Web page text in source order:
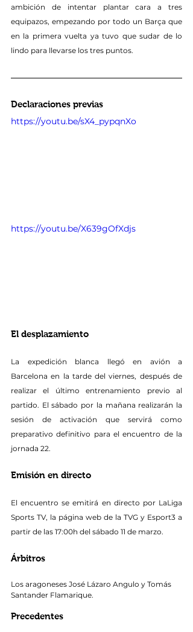
ambición de intentar plantar cara a tres
equipazos, empezando por todo un Barça que
en la primera vuelta ya tuvo que sudar de lo
lindo para llevarse los tres puntos.
Declaraciones previas
https://youtu.be/sX4_pypqnXo
https://youtu.be/X639gOfXdjs
El desplazamiento
La expedición blanca llegó en avión a
Barcelona en la tarde del viernes, después de
realizar el último entrenamiento previo al
partido. El sábado por la mañana realizarán la
sesión de activación que servirá como
preparativo definitivo para el encuentro de la
jornada 22.
Emisión en directo
El encuentro se emitirá en directo por LaLiga
Sports TV, la página web de la TVG y Esport3 a
partir de las 17:00h del sábado 11 de marzo.
Árbitros
Los aragoneses José Lázaro Angulo y Tomás
Santander Flamarique.
Precedentes